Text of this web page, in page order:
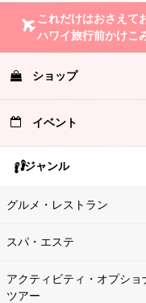
これだけはおさえて
ハワイ旅行前かけこ
ショップ
イベント
ジャンル
グルメ・レストラン
スパ・エステ
アクティビティ・オプショ
ツアー